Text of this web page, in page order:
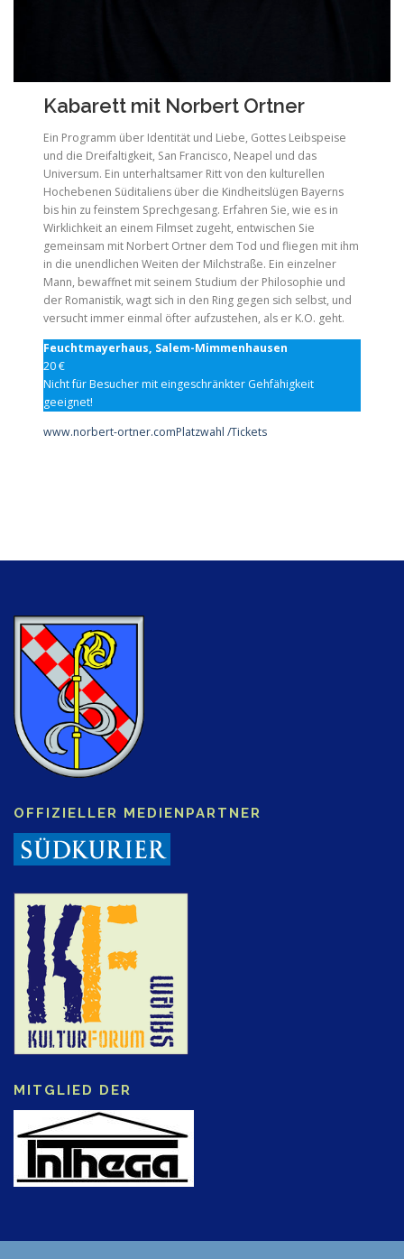
Kabarett mit Norbert Ortner
Ein Programm über Identität und Liebe, Gottes Leibspeise
und die Dreifaltigkeit, San Francisco, Neapel und das
Universum. Ein unterhaltsamer Ritt von den kulturellen
Hochebenen Süditaliens über die Kindheitslügen Bayerns
bis hin zu feinstem Sprechgesang. Erfahren Sie, wie es in
Wirklichkeit an einem Filmset zugeht, entwischen Sie
gemeinsam mit Norbert Ortner dem Tod und fliegen mit ihm
in die unendlichen Weiten der Milchstraße. Ein einzelner
Mann, bewaffnet mit seinem Studium der Philosophie und
der Romanistik, wagt sich in den Ring gegen sich selbst, und
versucht immer einmal öfter aufzustehen, als er K.O. geht.
Feuchtmayerhaus, Salem-Mimmenhausen
20 €
Nicht für Besucher mit eingeschränkter Gehfähigkeit
geeignet!
www.norbert-ortner.comPlatzwahl /Tickets
OFFIZIELLER MEDIENPARTNER
MITGLIED DER